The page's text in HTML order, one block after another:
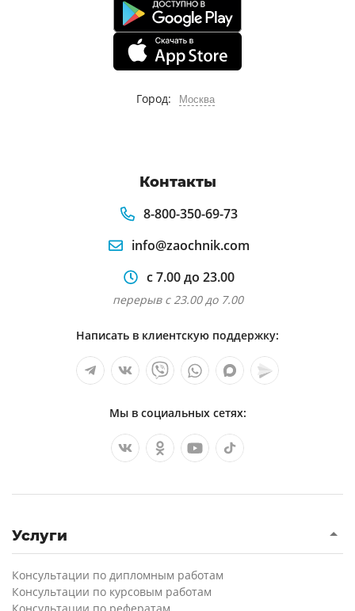
Город: Москва
Контакты
8-800-350-69-73
info@zaochnik.com
с 7.00 до 23.00
перерыв с 23.00 до 7.00
Написать в клиентскую поддержку:
Мы в социальных сетях:
Услуги
Консультации по дипломным работам
Консультации по курсовым работам
Консультации по рефератам